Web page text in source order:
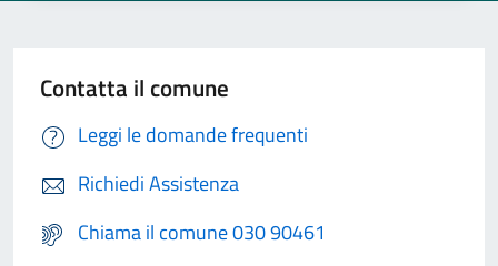
Contatta il comune
Leggi le domande frequenti
Richiedi Assistenza
Chiama il comune 030 90461